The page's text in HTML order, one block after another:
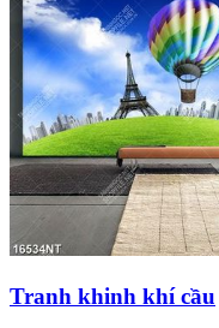
Tranh khinh khí cầu